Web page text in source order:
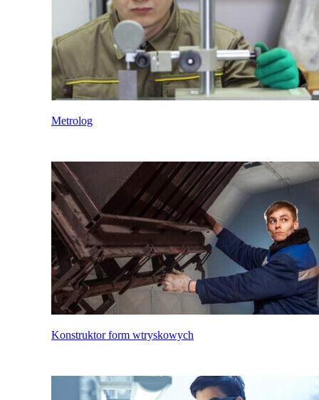
Metrolog
Konstruktor form wtryskowych